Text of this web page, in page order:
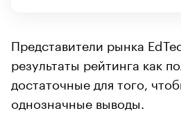
Представители рынка
результаты рейтинга как
достаточные для того,
однозначные выводы.